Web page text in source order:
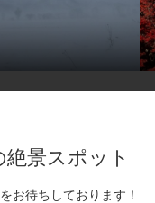
景スポット
お待ちしております！